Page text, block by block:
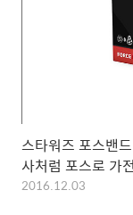
스타워즈 포스밴
사처럼 포스로 가
2016.12.03